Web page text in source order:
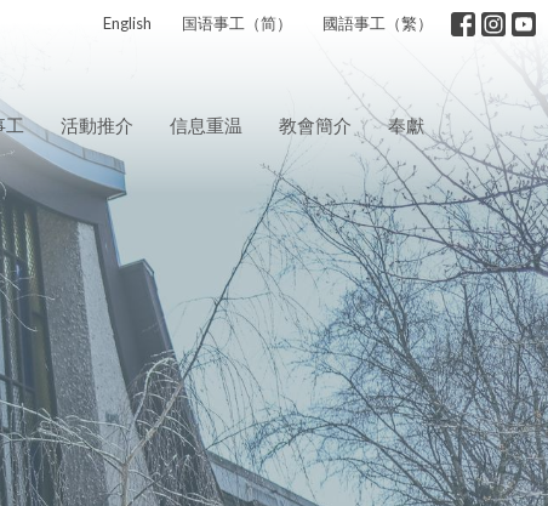
English 国语事工（简） 國語事工（繁）
工 活動推介 信息重温 教會簡介 奉獻